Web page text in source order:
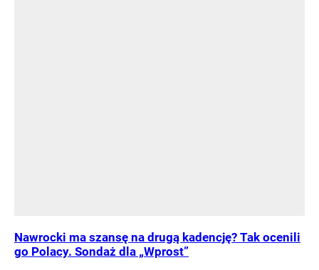
Nawrocki ma szansę na drugą kadencję? Tak ocenili
go Polacy. Sondaż dla „Wprost”